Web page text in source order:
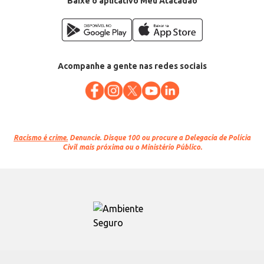
Acompanhe a gente nas redes sociais
Racismo é crime. Denuncie. Disque 100 ou procure a Delegacia de Polícia
Civil mais próxima ou o Ministério Público.